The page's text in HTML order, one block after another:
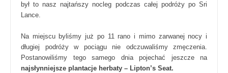
był to nasz najtańszy nocleg podczas całej podróży po Sri
Lance.
Na miejscu byliśmy już po 11 rano i mimo zarwanej nocy i
długiej podróży w pociągu nie odczuwaliśmy zmęczenia.
Postanowiliśmy tego samego dnia pojechać jeszcze na
najsłynniejsze plantacje herbaty – Lipton’s Seat.